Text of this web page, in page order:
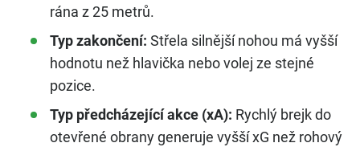
rána z 25 metrů.
Typ zakončení: Střela silnější nohou má vyšší
hodnotu než hlavička nebo volej ze stejné
pozice.
Typ předcházející akce (xA): Rychlý brejk do
otevřené obrany generuje vyšší xG než rohový